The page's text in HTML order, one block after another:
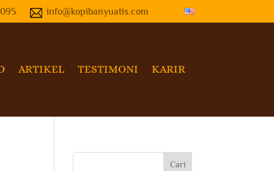
info@kopibanyuatis.com
ARTIKEL TESTIMONI KARIR
Cari